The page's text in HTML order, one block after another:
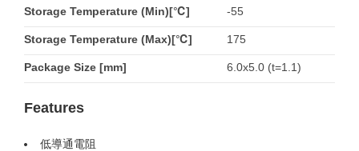
Storage Temperature (Min)[℃] -55
Storage Temperature (Max)[℃] 175
Package Size [mm] 6.0x5.0 (t=1.1)
Features
低導通電阻